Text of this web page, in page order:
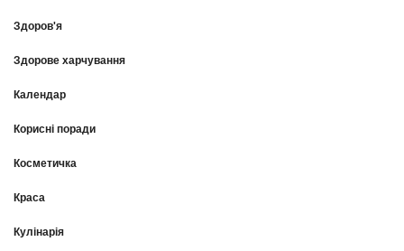
Здоров'я
Здорове харчування
Календар
Корисні поради
Косметичка
Краса
Кулінарія